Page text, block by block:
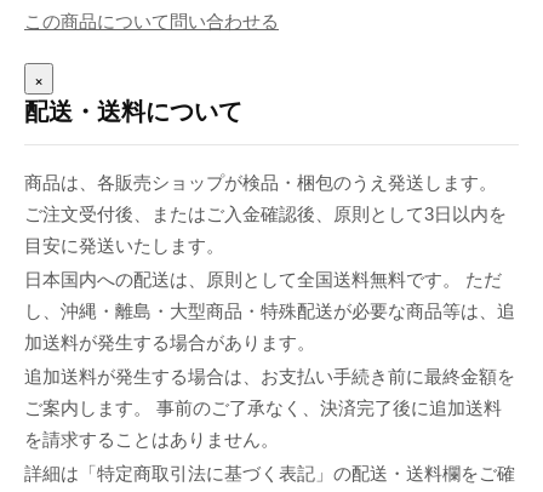
この商品について問い合わせる
×
配送・送料について
商品は、各販売ショップが検品・梱包のうえ発送します。
ご注文受付後、またはご入金確認後、原則として3日以内を
目安に発送いたします。
日本国内への配送は、原則として全国送料無料です。 ただ
し、沖縄・離島・大型商品・特殊配送が必要な商品等は、追
加送料が発生する場合があります。
追加送料が発生する場合は、お支払い手続き前に最終金額を
ご案内します。 事前のご了承なく、決済完了後に追加送料
を請求することはありません。
詳細は「特定商取引法に基づく表記」の配送・送料欄をご確